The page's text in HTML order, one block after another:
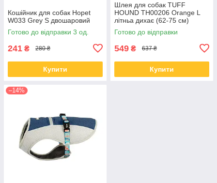
Кошійник для собак Hopet
W033 Grey S двошаровий
Готово до відправки 3 од.
241 ₴ 280 ₴
Купити
Шлея для собак TUFF
HOUND TH00206 Orange L
літньа дихає (62-75 см)
Готово до відправки
549 ₴ 637 ₴
Купити
–14%